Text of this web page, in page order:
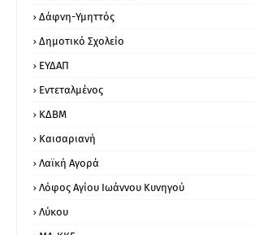
Δάφνη-Υμηττός
Δημοτικό Σχολείο
ΕΥΔΑΠ
Εντεταλμένος
ΚΔΒΜ
Καισαριανή
Λαϊκή Αγορά
Λόφος Αγίου Ιωάννου Κυνηγού
Λύκου